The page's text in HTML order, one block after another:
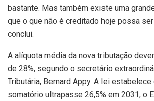
bastante. Mas também existe uma
que o que não é creditado hoje possa
conclui.
A alíquota média da nova tributação
de 28%, segundo o secretário
Tributária, Bernard Appy. A lei
somatório ultrapasse 26,5% em 2031, o